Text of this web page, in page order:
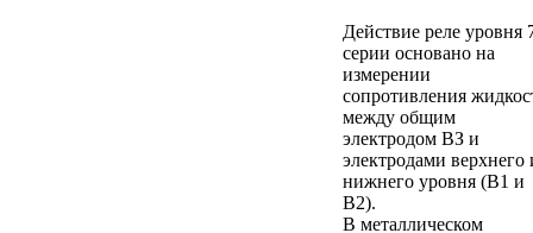
Действие реле уровня
серии основано на
измерении
сопротивления
между общим
электродом ВЗ и
электродами верхнего
нижнего уровня (В1 и
В2).
В металлическом